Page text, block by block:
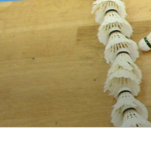
Aller
principal